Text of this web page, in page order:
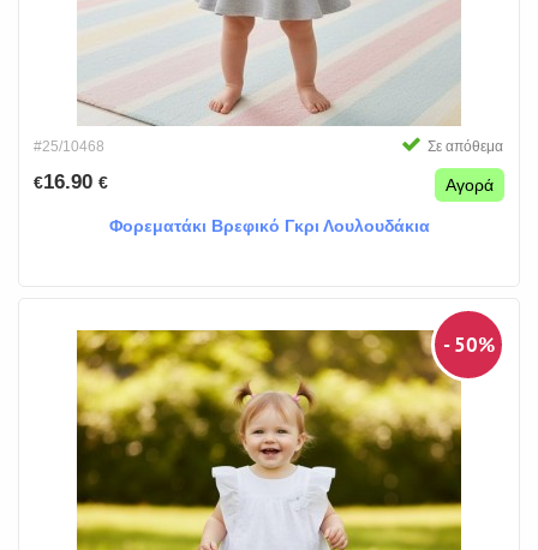
#25/10468 Σε απόθεμα
€16.90 € Αγορά
Φορεματάκι Βρεφικό Γκρι Λουλουδάκια
- 50%